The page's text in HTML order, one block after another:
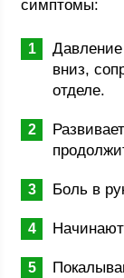
симптомы:
Давление
вниз,
отделе.
Боль в